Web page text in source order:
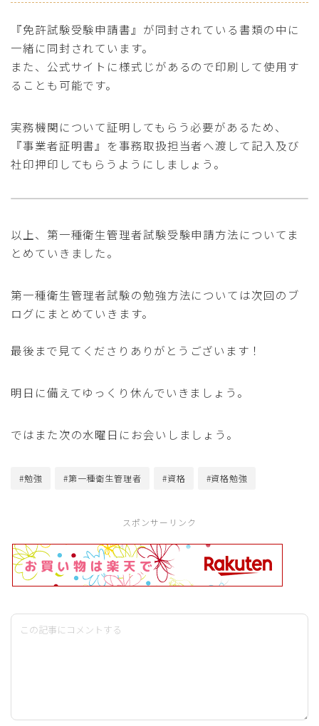
『免許試験受験申請書』が同封されている書類の中に
一緒に同封されています。
また、公式サイトに様式じがあるので印刷して使用す
ることも可能です。
実務機関について証明してもらう必要があるため、
『事業者証明書』を事務取扱担当者へ渡して記入及び
社印押印してもらうようにしましょう。
以上、第一種衛生管理者試験受験申請方法についてま
とめていきました。
第一種衛生管理者試験の勉強方法については次回のブ
ログにまとめていきます。
最後まで見てくださりありがとうございます！
明日に備えてゆっくり休んでいきましょう。
ではまた次の水曜日にお会いしましょう。
#勉強 #第一種衛生管理者 #資格 #資格勉強
スポンサーリンク